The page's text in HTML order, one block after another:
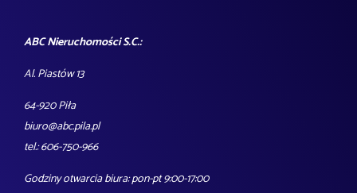
ABC Nieruchomości S.C.:
Al. Piastów 13
64-920 Piła
biuro@abc.pila.pl
tel.: 606-750-966
Godziny otwarcia biura: pon-pt 9:00-17:00